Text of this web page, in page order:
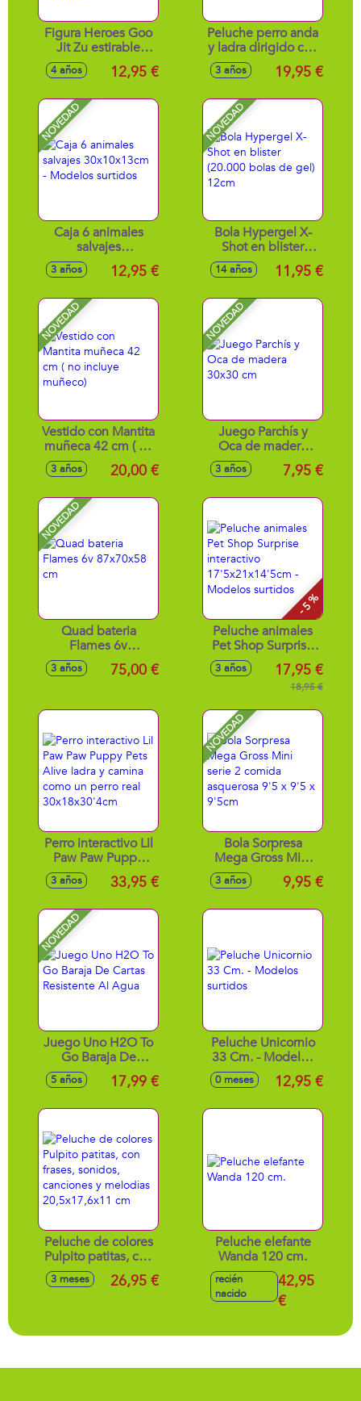
Figura Heroes Goo
Jit Zu estirable
Stretch Strikers 11
cm - Modelos
4 años 12,95 €
Peluche perro anda
y ladra dirigido con
cable 22 cm.
3 años 19,95 €
NOVEDAD
Caja 6 animales
salvajes
30x10x13cm -
Modelos surtidos
3 años 12,95 €
NOVEDAD
Bola Hypergel X-
Shot en blister
(20.000 bolas de
gel) 12cm
14 años 11,95 €
NOVEDAD
Vestido con Mantita
muñeca 42 cm ( no
incluye muñeco)
3 años 20,00 €
NOVEDAD
Juego Parchís y
Oca de madera
30x30 cm
3 años 7,95 €
NOVEDAD
Quad bateria
Flames 6v
87x70x58 cm
3 años 75,00 €
- 5 %
Peluche animales
Pet Shop Surprise
interactivo
17'5x21x14'5cm -
Modelos surtidos
3 años 17,95 €
18,95 €
Perro interactivo Lil
Paw Paw Puppy
Pets Alive ladra y
camina como un
30x18x30'4cm
3 años 33,95 €
NOVEDAD
Bola Sorpresa
Mega Gross Mini
serie 2 comida
asquerosa 9'5 x 9'5
3 años 9,95 €
NOVEDAD
Juego Uno H2O To
Go Baraja De
Cartas Resistente Al
Agua
5 años 17,99 €
Peluche Unicornio
33 Cm. - Modelos
surtidos
0 meses 12,95 €
Peluche de colores
Pulpito patitas, con
frases, sonidos,
canciones y
3 meses 26,95 €
Peluche elefante
Wanda 120 cm.
recién
nacido
42,95
€